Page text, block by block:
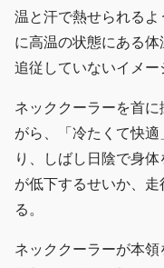
温と汗で熱せられる
に高温の状態にある
追従していないイメー
ネッククーラーを首
がら、「冷たくて快
り、しばし日陰で身
が低下するせいか、
る。
ネッククーラーが本